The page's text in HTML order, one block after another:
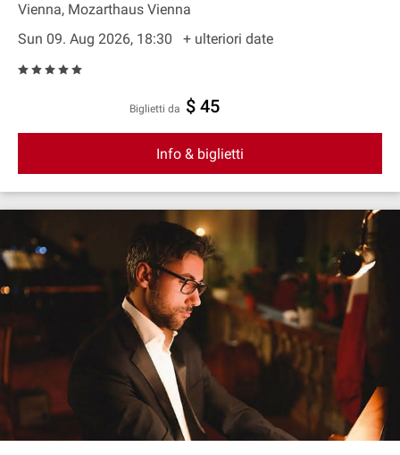
Vienna, Mozarthaus Vienna
Sun 09. Aug 2026, 18:30
+ ulteriori date
Biglietti da $ 45
Info & biglietti